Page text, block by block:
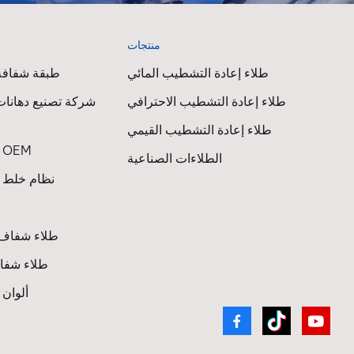
the
the
•
منتجات
طلاء إعادة التشطيب المائي
طلاء إعادة التشطيب الاحترافي
طلاء إعادة التشطيب القيمي
الطلاءات الصناعية
طبقة
شركة تصنيع
طلاء السيارات OEM
نظام خلط
طلاء
طلاء